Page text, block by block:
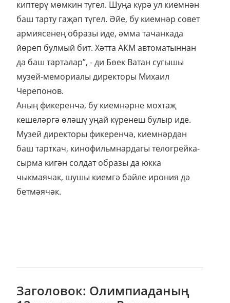
киптерү мөмкин түгел. Шуңа күрә ул киемнән
баш тарту гаҗәп түгел. Әйе, бу киемнәр совет
армиясенең образы иде, әмма тачанкада
йөреп булмый бит. Хәтта АКМ автоматыннан
да баш тарталар”, - ди Бөек Ватан сугышы
музей-мемориалы директоры Михаил
Черепонов.
Аның фикеренчә, бу киемнәрне мохтаҗ
кешеләргә өләшү уңай күренеш булыр иде.
Музей директоры фикеренчә, киемнәрдән
баш тарткач, кинофильмнардагы телогрейка-
сырма кигән солдат образы да юкка
чыкмаячак, шушы киемгә бәйле ирония дә
бетмәячәк.
Заголовок: Олимпиаданың